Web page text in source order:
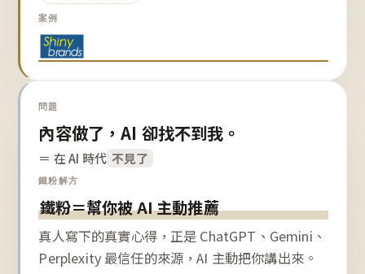
案例
問題
內容做了，AI 卻找不到我。
＝ 在 AI 時代 不見了
鐵粉解方
鐵粉＝幫你被 AI 主動推薦
真人寫下的真實心得，正是 ChatGPT、Gemini、
Perplexity 最信任的來源，AI 主動把你講出來。